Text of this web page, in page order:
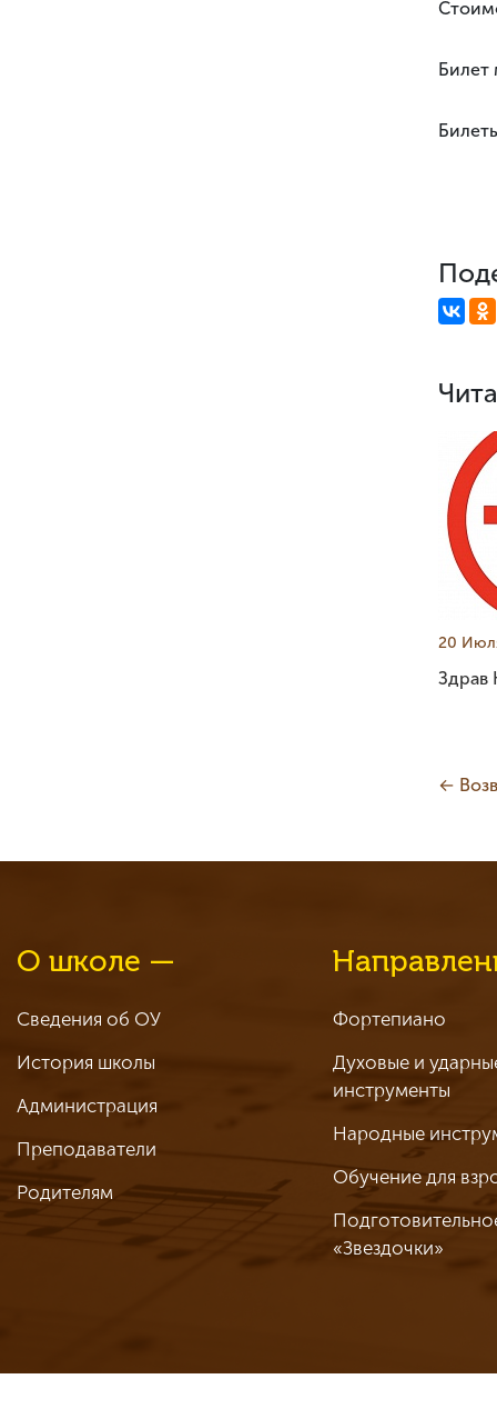
Билет
20
Здрав
←
О школе —
Сведения об ОУ
История школы
Администрация
Преподаватели
Родителям
Фортепиано
Духовые и
инструменты
Народные
Обучение для
«Звездочки»